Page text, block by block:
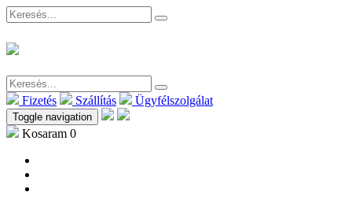
Fizetés Szállítás Ügyfélszolgálat
Toggle navigation
Kosaram 0